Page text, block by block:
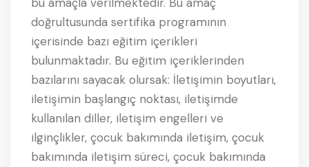
doğrultusunda sertifika programının
içerisinde bazı eğitim içerikleri
bulunmaktadır. Bu eğitim içeriklerinden
bazılarını sayacak olursak: İletişimin boyutları,
iletişimin başlangıç noktası, iletişimde
kullanılan diller, iletişim engelleri ve
ilginçlikler, çocuk bakımında iletişim, çocuk
bakımında iletişim süreci, çocuk bakımında